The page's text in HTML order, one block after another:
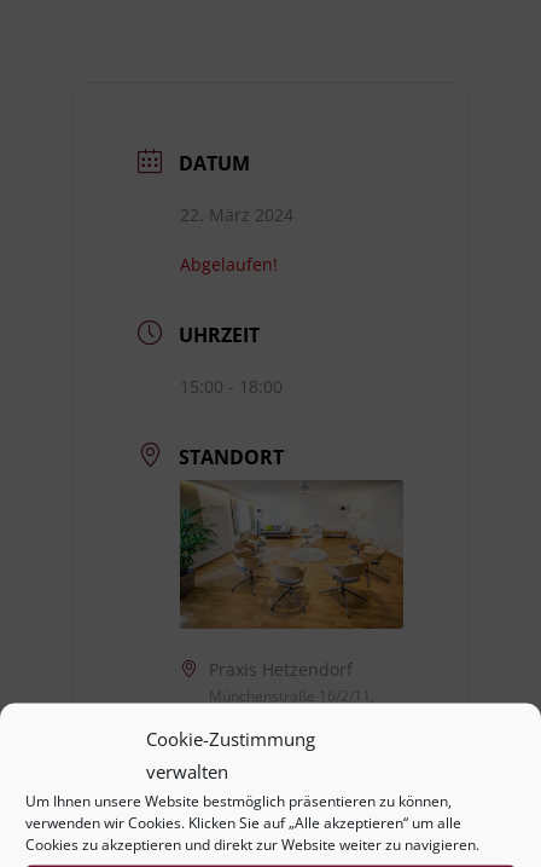
Cookie-Zustimmung
verwalten
Um Ihnen unsere Website bestmöglich präsentieren zu können,
verwenden wir Cookies. Klicken Sie auf „Alle akzeptieren“ um alle
Cookies zu akzeptieren und direkt zur Website weiter zu navigieren.
DATUM
22. März 2024
Abgelaufen!
UHRZEIT
15:00 - 18:00
STANDORT
Praxis Hetzendorf
Münchenstraße 16/2/11,
https://praxishetzendorf.at